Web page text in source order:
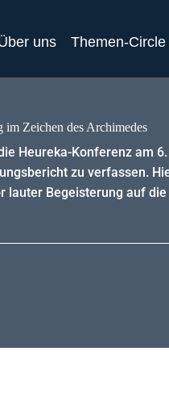
uns Themen-Circle
im Zeichen des Archimedes
Heureka-Konferenz am
zu verfassen.
Begeisterung auf die